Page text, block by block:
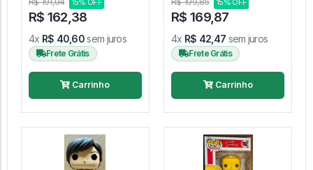
SIMPSONS #1144
15% OFF
R$ 162,38
4x R$ 40,60sem juros
Frete Grátis
Carrinho
#1033
15% OFF
R$ 169,87
4x R$ 42,47 sem juros
Frete Grátis
Carrinho